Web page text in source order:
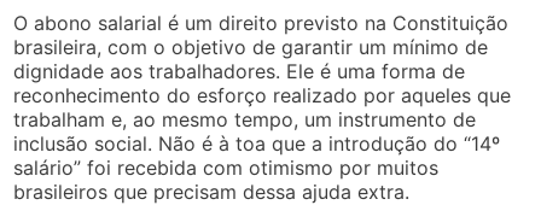
O abono salarial é um direito previsto na Constituição
brasileira, com o objetivo de garantir um mínimo de
dignidade aos trabalhadores. Ele é uma forma de
reconhecimento do esforço realizado por aqueles que
trabalham e, ao mesmo tempo, um instrumento de
inclusão social. Não é à toa que a introdução do “14º
salário” foi recebida com otimismo por muitos
brasileiros que precisam dessa ajuda extra.